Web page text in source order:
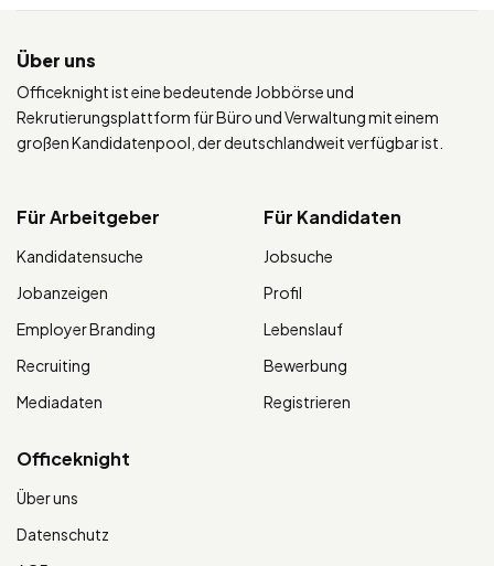
Über uns
Officeknight ist eine bedeutende Jobbörse und
Rekrutierungsplattform für Büro und Verwaltung mit einem
großen Kandidatenpool, der deutschlandweit verfügbar ist.
Für Arbeitgeber
Kandidatensuche
Jobanzeigen
Employer Branding
Recruiting
Mediadaten
Für Kandidaten
Jobsuche
Profil
Lebenslauf
Bewerbung
Registrieren
Officeknight
Über uns
Datenschutz